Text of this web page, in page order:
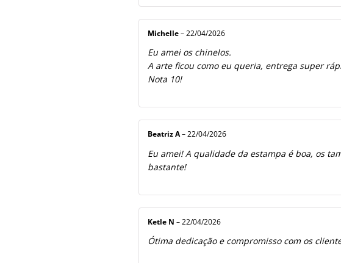
Michelle – 22/04/2026
Eu amei os chinelos.
A arte ficou como eu queria, entrega super
Nota 10!
Beatriz A– 22/04/2026
Eu amei! A qualidade da estampa é boa, os
bastante!
Ketle N – 22/04/2026
Ótima dedicação e compromisso com os